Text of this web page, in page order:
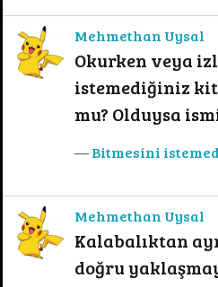
Mehmethan Uysal
Okurken veya
istemediğiniz
mu? Olduysa
Bitmesini
Mehmethan Uysal
Kalabalıktan
doğru